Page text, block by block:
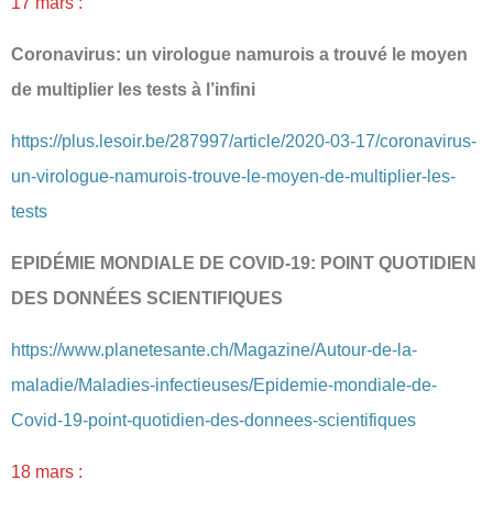
Coronavirus: un virologue namurois a trouvé le moyen
de multiplier les tests à l’infini
https://plus.lesoir.be/287997/article/2020-03-17/coronavirus-
un-virologue-namurois-trouve-le-moyen-de-multiplier-les-
tests
EPIDÉMIE MONDIALE DE COVID-19: POINT QUOTIDIEN
DES DONNÉES SCIENTIFIQUES
https://www.planetesante.ch/Magazine/Autour-de-la-
maladie/Maladies-infectieuses/Epidemie-mondiale-de-
Covid-19-point-quotidien-des-donnees-scientifiques
18 mars :